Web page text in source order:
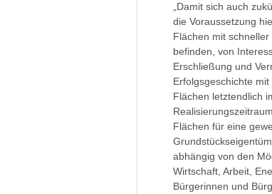
„Damit sich auch
die Voraussetzung
Flächen mit
befinden, von
Erschließung und
Erfolgsgeschichte
Flächen letztendlich
Flächen für eine
abhängig von den
Wirtschaft, Arbeit,
Bürgerinnen und